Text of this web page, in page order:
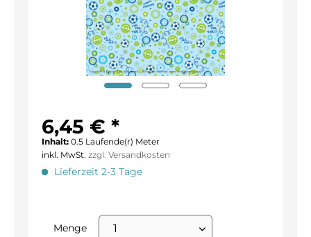
6,45 € *
Inhalt: 0.5 Laufende(r) Meter
inkl. MwSt. zzgl. Versandkosten
Lieferzeit 2-3 Tage
Menge